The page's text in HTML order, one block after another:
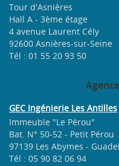
Tour d'Asnières
Hall A - 3ème étage
4 avenue Laurent Cély
92600 Asnières-sur-Seine
Tél : 01 55 20 93 50
Agence
GEC Ingénierie Les Antilles
Immeuble "Le Pérou"
Bat. N° 50-52 - Petit Pérou
97139 Les Abymes -
Tél : 05 90 82 06 94